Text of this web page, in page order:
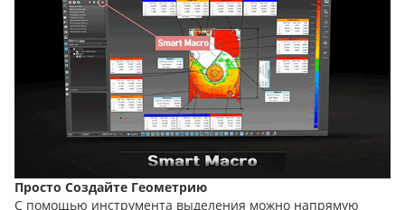
Просто Создайте Геометрию
С помощью инструмента выделения можно напрямую